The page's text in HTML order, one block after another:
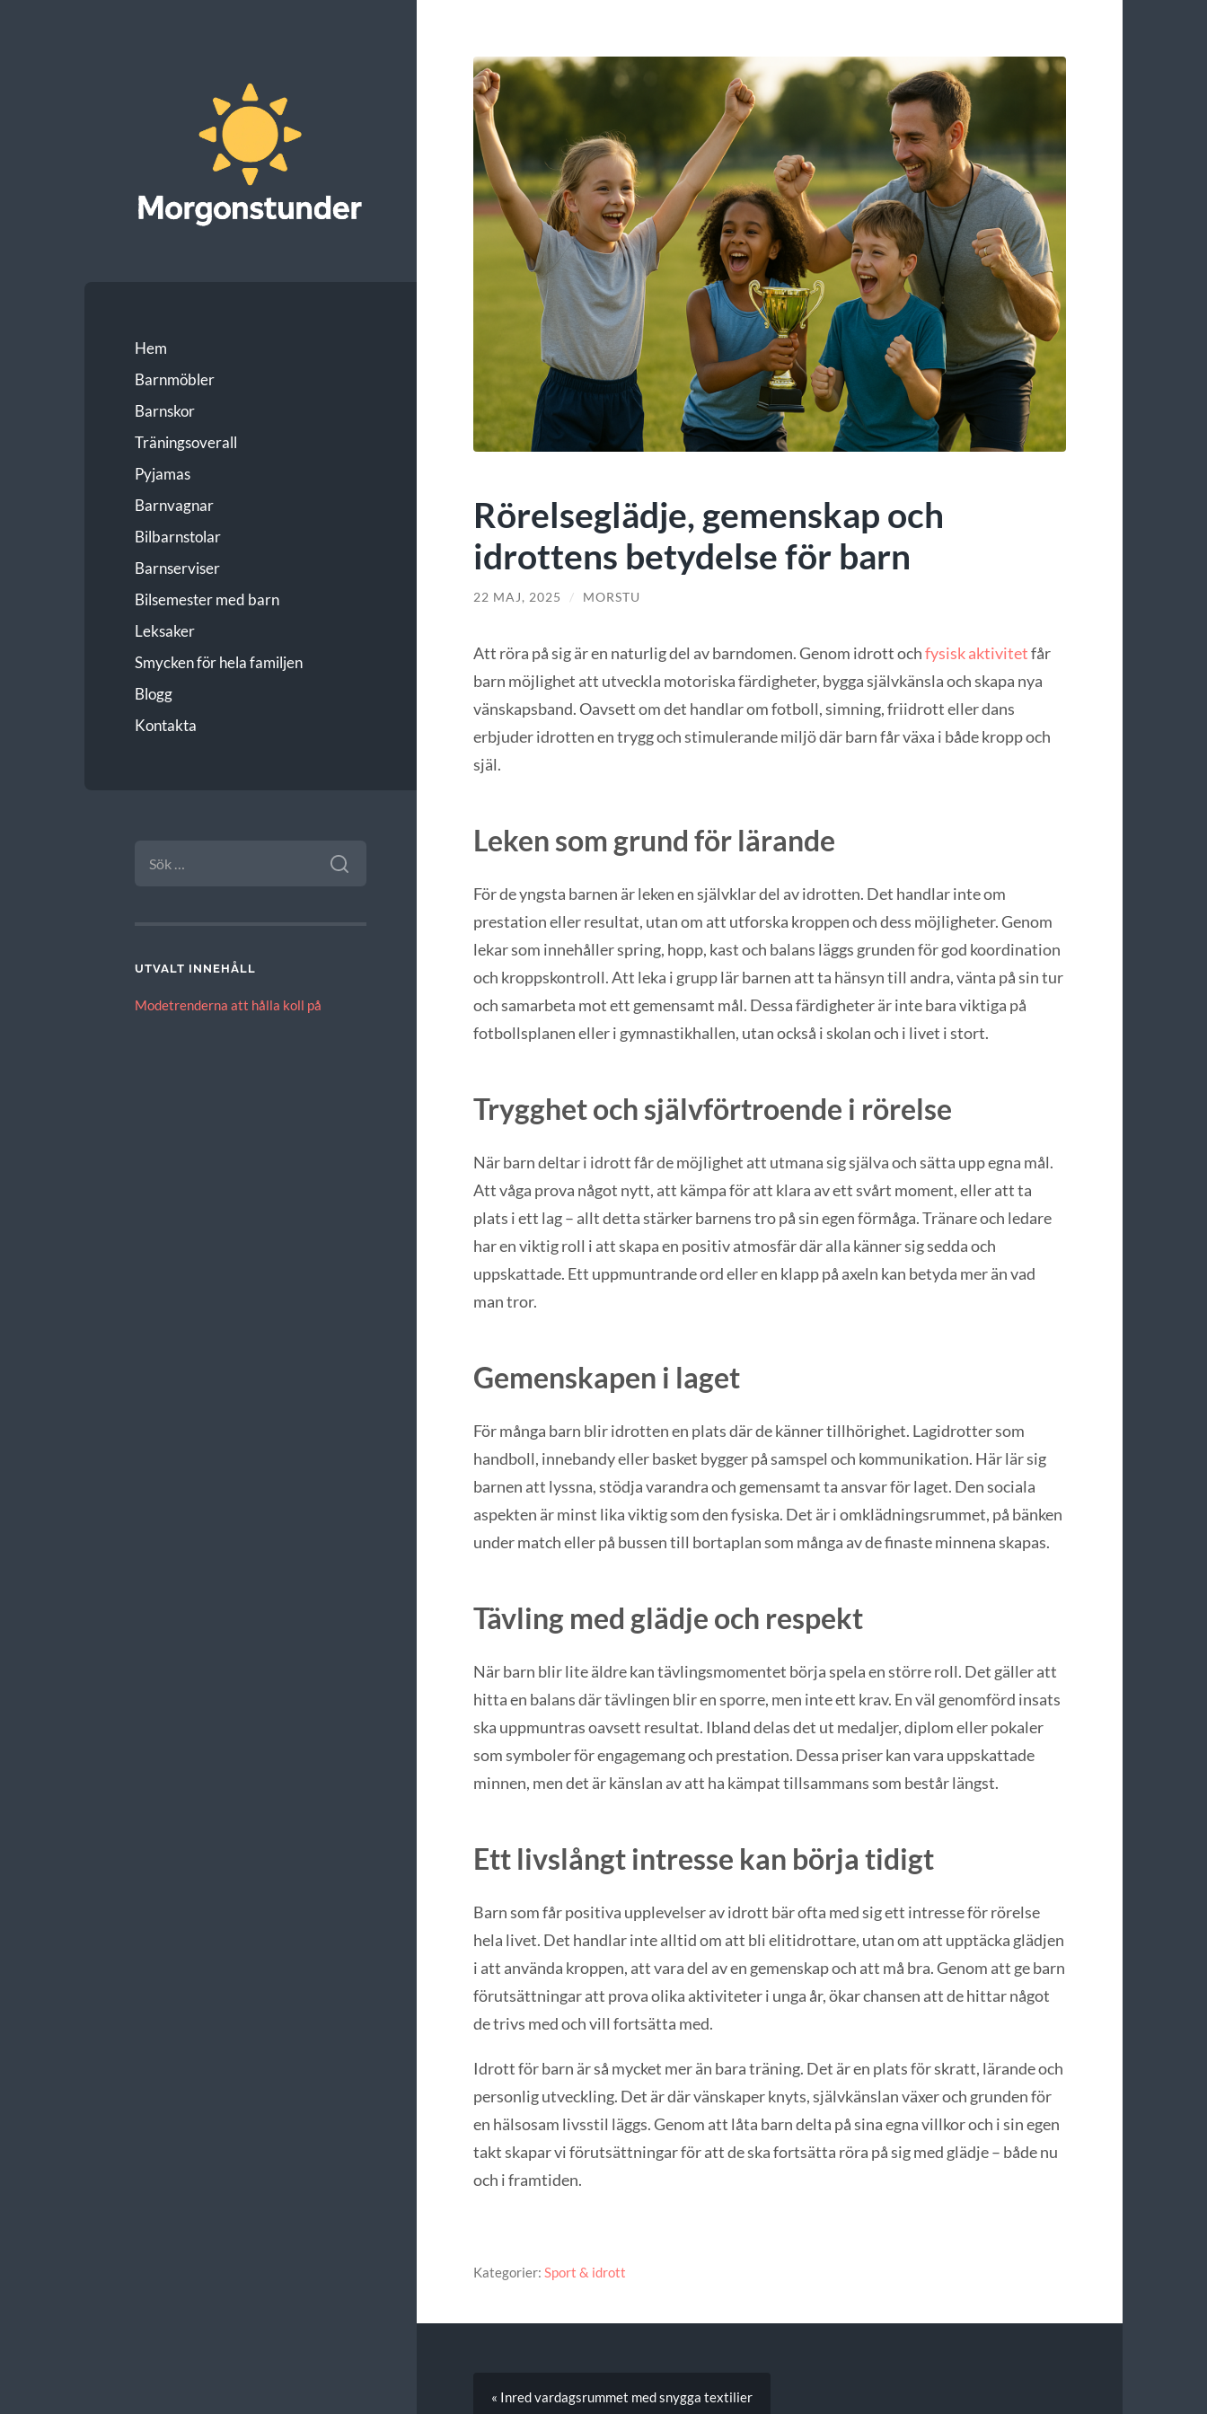
Hem
Barnmöbler
Barnskor
Träningsoverall
Pyjamas
Barnvagnar
Bilbarnstolar
Barnserviser
Bilsemester med barn
Leksaker
Smycken för hela familjen
Blogg
Kontakta
EFTER:
UTVALT INNEHÅLL
Modetrenderna att hålla koll på
Rörelseglädje, gemenskap och
idrottens betydelse för barn
22 MAJ, 2025 / MORSTU
Att röra på sig är en naturlig del av barndomen. Genom idrott ochfysisk aktivitetfår
barn möjlighet att utveckla motoriska färdigheter, bygga självkänsla och skapa nya
vänskapsband. Oavsett om det handlar om fotboll, simning, friidrott eller dans
erbjuder idrotten en trygg och stimulerande miljö där barn får växa i både kropp och
själ.
Leken som grund för lärande
För de yngsta barnen är leken en självklar del av idrotten. Det handlar inte om
prestation eller resultat, utan om att utforska kroppen och dess möjligheter. Genom
lekar som innehåller spring, hopp, kast och balans läggs grunden för god koordination
och kroppskontroll. Att leka i grupp lär barnen att ta hänsyn till andra, vänta på sin tur
och samarbeta mot ett gemensamt mål. Dessa färdigheter är inte bara viktiga på
fotbollsplanen eller i gymnastikhallen, utan också i skolan och i livet i stort.
Trygghet och självförtroende i rörelse
När barn deltar i idrott får de möjlighet att utmana sig själva och sätta upp egna mål.
Att våga prova något nytt, att kämpa för att klara av ett svårt moment, eller att ta
plats i ett lag – allt detta stärker barnens tro på sin egen förmåga. Tränare och ledare
har en viktig roll i att skapa en positiv atmosfär där alla känner sig sedda och
uppskattade. Ett uppmuntrande ord eller en klapp på axeln kan betyda mer än vad
man tror.
Gemenskapen i laget
För många barn blir idrotten en plats där de känner tillhörighet. Lagidrotter som
handboll, innebandy eller basket bygger på samspel och kommunikation. Här lär sig
barnen att lyssna, stödja varandra och gemensamt ta ansvar för laget. Den sociala
aspekten är minst lika viktig som den fysiska. Det är i omklädningsrummet, på bänken
under match eller på bussen till bortaplan som många av de finaste minnena skapas.
Tävling med glädje och respekt
När barn blir lite äldre kan tävlingsmomentet börja spela en större roll. Det gäller att
hitta en balans där tävlingen blir en sporre, men inte ett krav. En väl genomförd insats
ska uppmuntras oavsett resultat. Ibland delas det ut medaljer, diplom eller pokaler
som symboler för engagemang och prestation. Dessa priser kan vara uppskattade
minnen, men det är känslan av att ha kämpat tillsammans som består längst.
Ett livslångt intresse kan börja tidigt
Barn som får positiva upplevelser av idrott bär ofta med sig ett intresse för rörelse
hela livet. Det handlar inte alltid om att bli elitidrottare, utan om att upptäcka glädjen
i att använda kroppen, att vara del av en gemenskap och att må bra. Genom att ge barn
förutsättningar att prova olika aktiviteter i unga år, ökar chansen att de hittar något
de trivs med och vill fortsätta med.
Idrott för barn är så mycket mer än bara träning. Det är en plats för skratt, lärande och
personlig utveckling. Det är där vänskaper knyts, självkänslan växer och grunden för
en hälsosam livsstil läggs. Genom att låta barn delta på sina egna villkor och i sin egen
takt skapar vi förutsättningar för att de ska fortsätta röra på sig med glädje – både nu
och i framtiden.
Kategorier: Sport & idrott
« Inred vardagsrummet med snygga textilier